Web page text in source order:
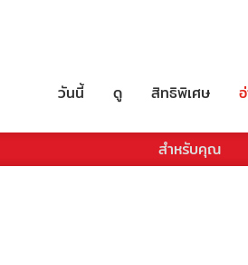
วันนี้ ดู สิทธิพิเศษ
สำหรับคุณ